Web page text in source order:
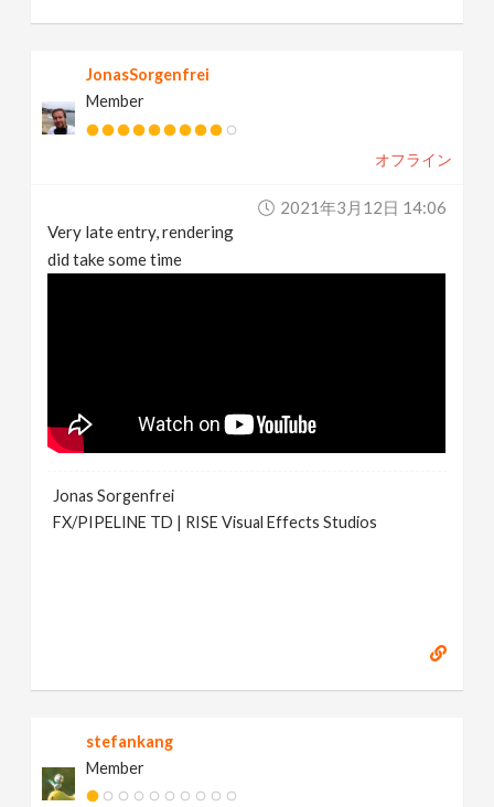
JonasSorgenfrei
Member
オフライン
2021年3月12日 14:06
Very late entry, rendering
did take some time
Jonas Sorgenfrei
FX/PIPELINE TD | RISE Visual Effects Studios
stefankang
Member